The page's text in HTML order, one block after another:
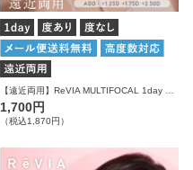
1,700円
（税込1,870円）